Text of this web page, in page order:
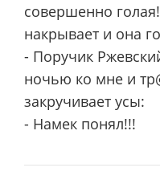
совершенно
накрывает и она
- Поручик
ночью ко мне и
закручивает усы:
- Намек понял!!!